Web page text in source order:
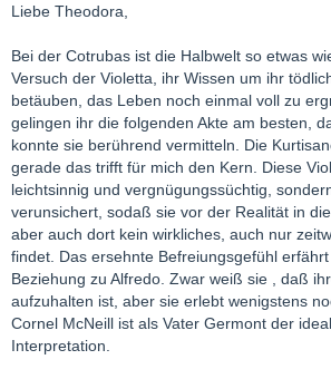
Liebe Theodora,
Bei der Cotrubas ist die Halbwelt so etwas
Versuch der Violetta, ihr Wissen um ihr
betäuben, das Leben noch einmal voll zu
gelingen ihr die folgenden Akte am besten,
konnte sie berührend vermitteln. Die
gerade das trifft für mich den Kern. Diese
leichtsinnig und vergnügungssüchtig,
verunsichert, sodaß sie vor der Realität in
aber auch dort kein wirkliches, auch nur
findet. Das ersehnte Befreiungsgefühl
Beziehung zu Alfredo. Zwar weiß sie , daß
aufzuhalten ist, aber sie erlebt wenigstens
Cornel McNeill ist als Vater Germont der
Interpretation.